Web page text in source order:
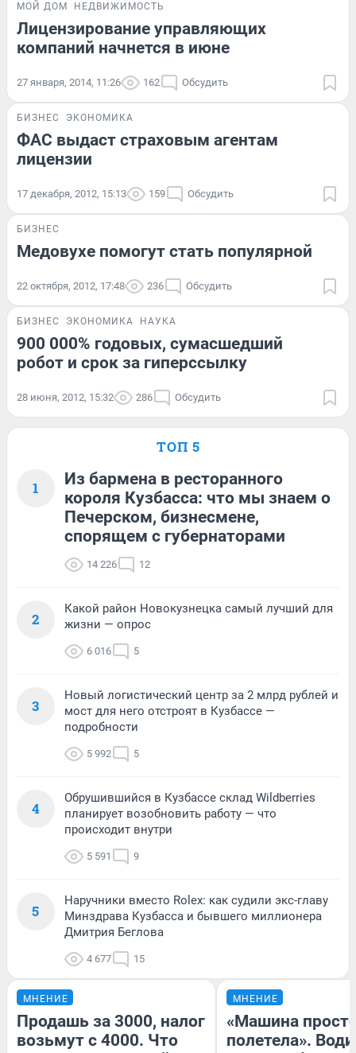
МОЙ ДОМ НЕДВИЖИМОСТЬ
Лицензирование управляющих
компаний начнется в июне
27 января, 2014, 11:26 162 Обсудить
БИЗНЕС ЭКОНОМИКА
ФАС выдаст страховым агентам
лицензии
17 декабря, 2012, 15:13 159 Обсудить
БИЗНЕС
Медовухе помогут стать популярной
22 октября, 2012, 17:48 236 Обсудить
БИЗНЕС ЭКОНОМИКА НАУКА
900 000% годовых, сумасшедший
робот и срок за гиперссылку
28 июня, 2012, 15:32 286 Обсудить
ТОП 5
1
Из бармена в ресторанного
короля Кузбасса: что мы знаем о
Печерском, бизнесмене,
спорящем с губернаторами
14 226 12
2
Какой район Новокузнецка самый лучший для
жизни — опрос
6 016 5
3
Новый логистический центр за 2 млрд рублей и
мост для него отстроят в Кузбассе —
подробности
5 992 5
4
Обрушившийся в Кузбассе склад Wildberries
планирует возобновить работу — что
происходит внутри
5 591 9
5
Наручники вместо Rolex: как судили экс-главу
Минздрава Кузбасса и бывшего миллионера
Дмитрия Беглова
4 677 15
МНЕНИЕ
Продашь за 3000, налог
возьмут с 4000. Что
МНЕНИЕ
«Машина
полетела».